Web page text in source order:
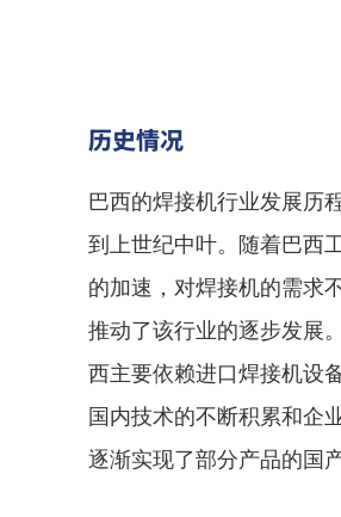
历史情况
巴西的焊接机行业发展历
到上世纪中叶。随着巴西
的加速，对焊接机的需求
推动了该行业的逐步发展
西主要依赖进口焊接机设
国内技术的不断积累和企
逐渐实现了部分产品的国产